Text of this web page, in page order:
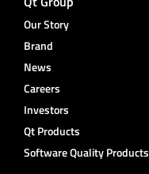
Our Story
Brand
News
Careers
Investors
Qt Products
Software Quality Products